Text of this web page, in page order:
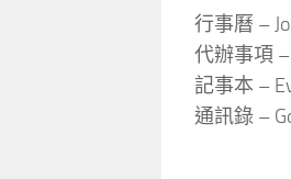
行事曆 –
代辦事項
記事本 –
通訊錄 –